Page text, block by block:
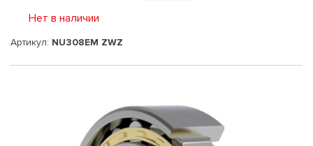
Нет в наличии
Артикул: NU308EM ZWZ